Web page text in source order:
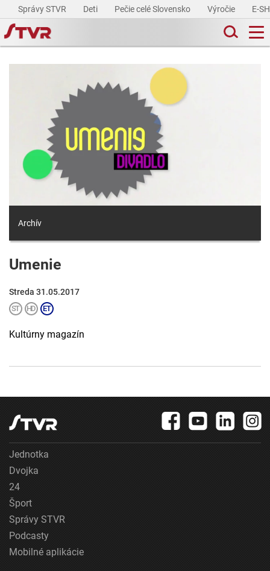
Správy STVR Deti Pečie celé Slovensko Výročie E-
Archív
Umenie
Streda 31.05.2017
Kultúrny magazín
Jednotka
Dvojka
24
Šport
Správy STVR
Podcasty
Mobilné aplikácie